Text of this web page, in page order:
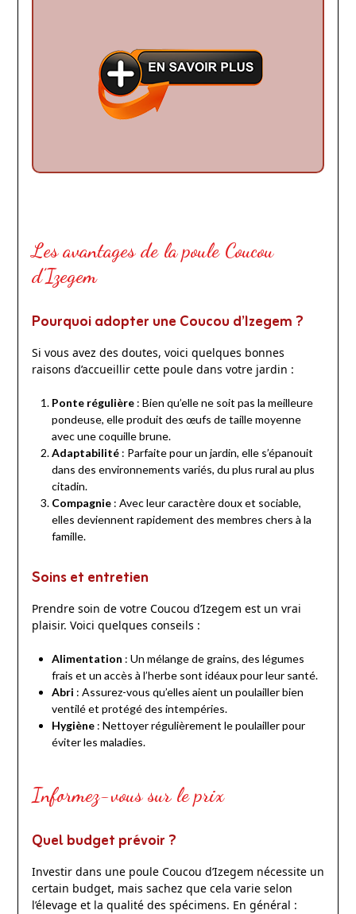
Les avantages de la poule Coucou
d’Izegem
Pourquoi adopter une Coucou d’Izegem ?
Si vous avez des doutes, voici quelques bonnes
raisons d’accueillir cette poule dans votre jardin :
Ponte régulière: Bien qu’elle ne soit pas la meilleure
pondeuse, elle produit des œufs de taille moyenne
avec une coquille brune.
Adaptabilité: Parfaite pour un jardin, elle s’épanouit
dans des environnements variés, du plus rural au plus
citadin.
Compagnie: Avec leur caractère doux et sociable,
elles deviennent rapidement des membres chers à la
famille.
Soins et entretien
Prendre soin de votre Coucou d’Izegem est un vrai
plaisir. Voici quelques conseils :
Alimentation : Un mélange de grains, des légumes
frais et un accès à l’herbe sont idéaux pour leur santé.
Abri : Assurez-vous qu’elles aient un poulailler bien
ventilé et protégé des intempéries.
Hygiène: Nettoyer régulièrement le poulailler pour
éviter les maladies.
Informez-vous sur le prix
Quel budget prévoir ?
Investir dans une poule Coucou d’Izegem nécessite un
certain budget, mais sachez que cela varie selon
l’élevage et la qualité des spécimens. En général :